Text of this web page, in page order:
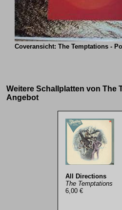
Coveransicht: The Temptations -
Weitere Schallplatten von The
Angebot
All Directions
The Temptations
6,00 €